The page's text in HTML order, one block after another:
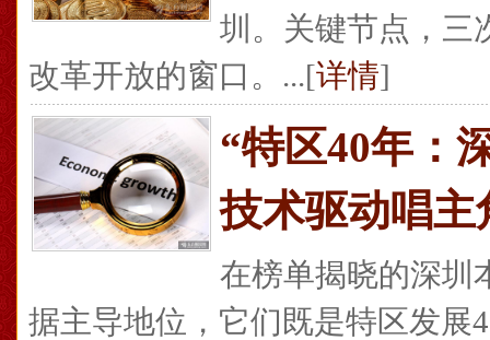
圳。关键节点，三
改革开放的窗口。...[详情]
“特区40年：
技术驱动唱
在榜单揭晓的深圳
据主导地位，它们既是特区发展